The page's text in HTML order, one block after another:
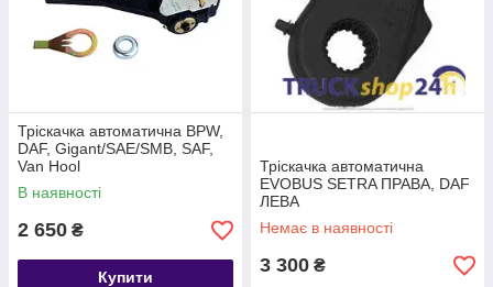
Тріскачка автоматична BPW,
DAF, Gigant/SAE/SMB, SAF,
Van Hool
В наявності
2 650 ₴
Купити
Тріскачка автоматична
EVOBUS SETRA ПРАВА, DAF
ЛЕВА
Немає в наявності
3 300 ₴